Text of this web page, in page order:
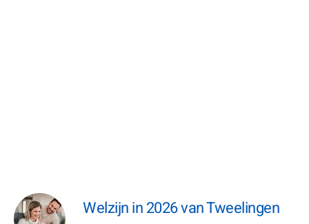
Welzijn in 2026 van Tweelingen